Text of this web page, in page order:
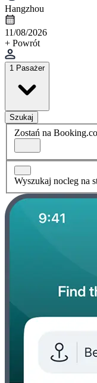
Hangzhou
11/08/2026
+ Powrót
1 Pasażer
Szukaj
Zostań na
Wyszukaj nocleg na